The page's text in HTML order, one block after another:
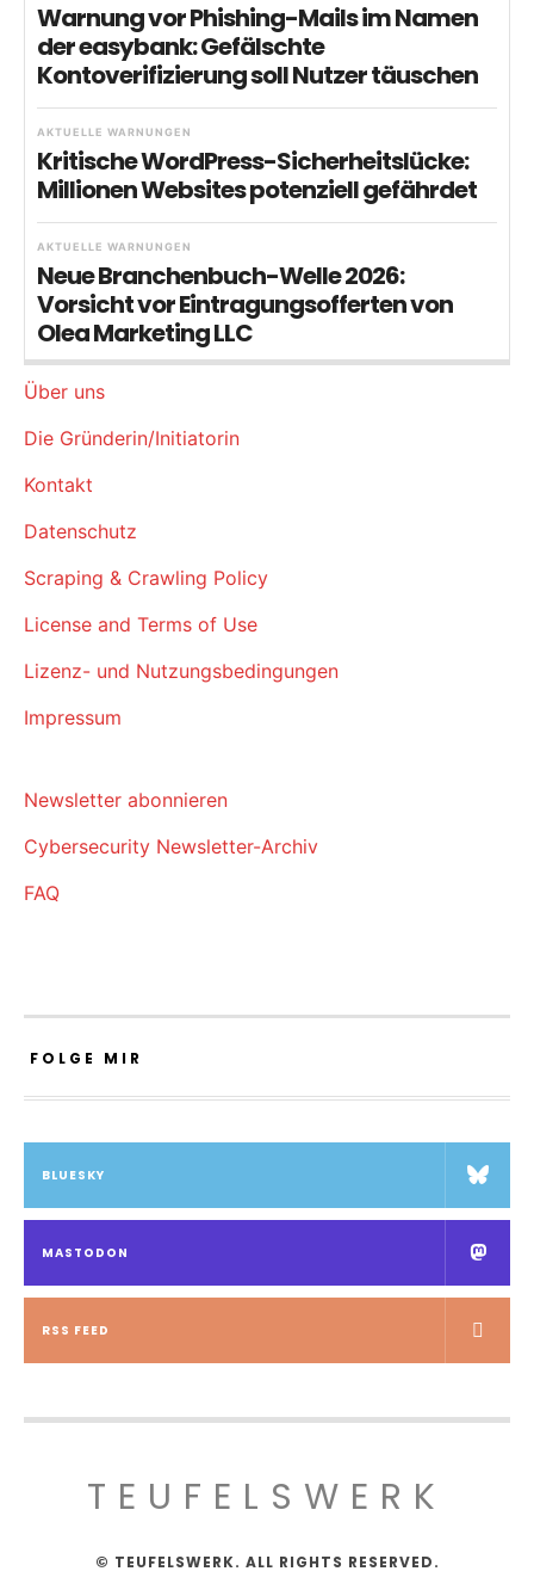
Warnung vor Phishing-Mails im Namen
der easybank: Gefälschte
Kontoverifizierung soll Nutzer täuschen
AKTUELLE WARNUNGEN
Kritische WordPress-Sicherheitslücke:
Millionen Websites potenziell gefährdet
AKTUELLE WARNUNGEN
Neue Branchenbuch-Welle 2026:
Vorsicht vor Eintragungsofferten von
Olea Marketing LLC
Über uns
Die Gründerin/Initiatorin
Kontakt
Datenschutz
Scraping & Crawling Policy
License and Terms of Use
Lizenz- und Nutzungsbedingungen
Impressum
Newsletter abonnieren
Cybersecurity Newsletter-Archiv
FAQ
FOLGE MIR
BLUESKY
MASTODON
RSS FEED
TEUFELSWERK
© TEUFELSWERK. ALL RIGHTS RESERVED.